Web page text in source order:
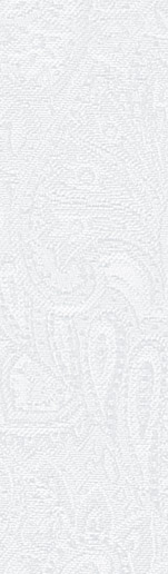
03.02.2026
Ювілей
02.02.2026
Конкурс на
посад
30.01.2026
Ювілей
27.01.2026
Зміни в
24.01.2026
Ювілей
23.01.2026
Вітаємо з
22.01.2026
Ювілей
21.01.2026
Ювілей